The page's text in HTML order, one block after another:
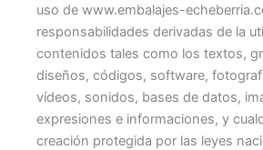
uso de www.embalajes-
responsabilidades derivadas de la
contenidos tales como los textos,
diseños, códigos, software,
vídeos, sonidos, bases de datos,
expresiones e informaciones, y
creación protegida por las leyes